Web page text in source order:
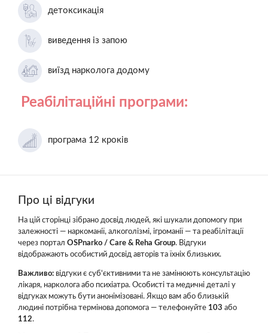
детоксикація
виведення із запою
виїзд нарколога додому
Реабілітаційні програми:
програма 12 кроків
Про ці відгуки
На цій сторінці зібрано досвід людей, які шукали допомогу при
залежності — наркоманії, алкоголізмі, ігроманії — та реабілітації
через портал OSPnarko / Care & Reha Group. Відгуки
відображають особистий досвід авторів та їхніх близьких.
Важливо: відгуки є суб'єктивними та не замінюють консультацію
лікаря, нарколога або психіатра. Особисті та медичні деталі у
відгуках можуть бути анонімізовані. Якщо вам або близькій
людині потрібна термінова допомога — телефонуйте 103 або
112.